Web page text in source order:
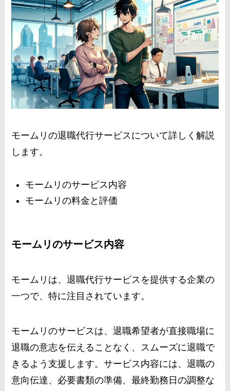
モームリの退職代行サービスについて詳しく解説
します。
モームリのサービス内容
モームリの料金と評価
モームリのサービス内容
モームリは、退職代行サービスを提供する企業の
一つで、特に注目されています。
モームリのサービスは、退職希望者が直接職場に
退職の意志を伝えることなく、スムーズに退職で
きるよう支援します。サービス内容には、退職の
意向伝達、必要書類の準備、最終勤務日の調整な